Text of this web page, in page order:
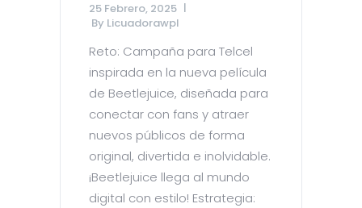
25 Febrero, 2025
By Licuadorawpl
Reto: Campaña para Telcel
inspirada en la nueva película
de Beetlejuice, diseñada para
conectar con fans y atraer
nuevos públicos de forma
original, divertida e inolvidable.
¡Beetlejuice llega al mundo
digital con estilo! Estrategia: